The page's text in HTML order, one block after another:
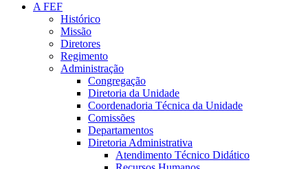
A FEF
Histórico
Missão
Diretores
Regimento
Administração
Congregação
Diretoria da Unidade
Coordenadoria Técnica da Unidade
Comissões
Departamentos
Diretoria Administrativa
Atendimento Técnico Didático